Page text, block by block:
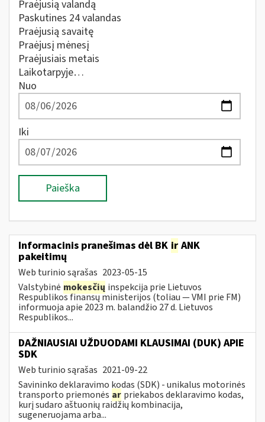
Praėjusią valandą
Paskutines 24 valandas
Praėjusią savaitę
Praėjusį mėnesį
Praėjusiais metais
Laikotarpyje…
Nuo
Iki
Paieška
Informacinis pranešimas dėl BK ir ANK
pakeitimų
Web turinio sąrašas 2023-05-15
Valstybinė mokesčių inspekcija prie Lietuvos
Respublikos finansų ministerijos (toliau — VMI prie FM)
informuoja apie 2023 m. balandžio 27 d. Lietuvos
Respublikos...
DAŽNIAUSIAI UŽDUODAMI KLAUSIMAI (DUK) APIE
SDK
Web turinio sąrašas 2021-09-22
Savininko deklaravimo kodas (SDK) - unikalus motorinės
transporto priemonės ar priekabos deklaravimo kodas,
kurį sudaro aštuonių raidžių kombinacija,
sugeneruojama arba...